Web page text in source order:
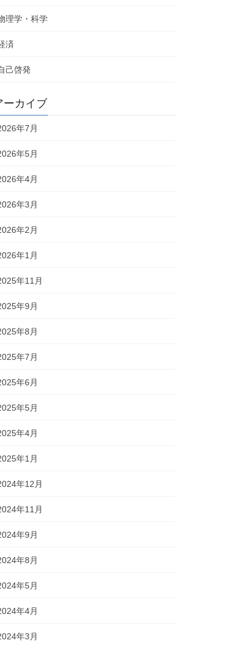
理学・科学
済
己啓発
ーカイブ
年7月
年5月
年4月
年3月
年2月
年1月
年11月
年9月
年8月
年7月
年6月
年5月
年4月
年1月
年12月
年11月
年9月
年8月
年5月
年4月
年3月